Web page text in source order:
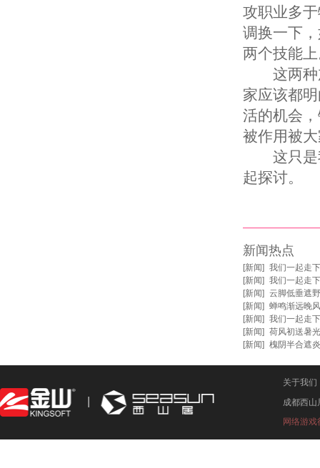
攻职业多
调换一下
两个技能
这两种加
家应该都
活的机会
被作用被
这只是我
起探讨。
新闻热点
[新闻] 我们一起走
[新闻] 我们一起走
[新闻] 云脚低垂遮
[新闻] 蝉鸣渐远晚
[新闻] 我们一起走
[新闻] 荷风初送暑
[新闻] 槐阴半合遮
关于我们
成都西山
网络游